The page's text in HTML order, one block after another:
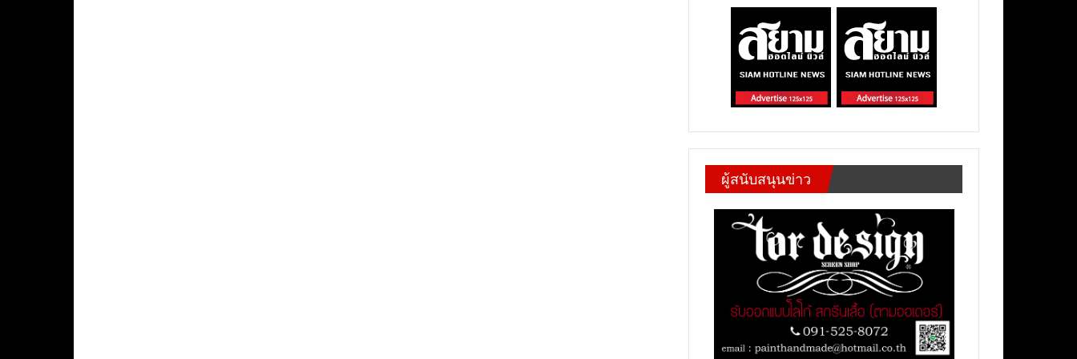
ผู้สนับสนุนข่าว